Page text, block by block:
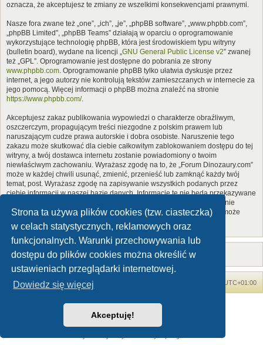
Strona ta używa plików cookies (tzw. ciasteczka)
w celach statystycznych, reklamowych oraz
funkcjonalnych. Warunki przechowywania lub
dostępu do plików cookies można określić w
ustawieniach przeglądarki internetowej.
Dowiedz się więcej
Akceptuję!
oznacza, że akceptujesz te zmiany ze wszelkimi konsekwencjami prawnymi.
Nasze fora zwane też „one”, „ich”, „je”, „phpBB software”, „www.phpbb.com”,
„phpBB Limited”, „phpBB Teams” działają w oparciu o oprogramowanie
wykorzystujące technologię phpBB, która jest środowiskiem typu witryny
(bulletin board), wydane na licencji „GNU General Public License v2” zwanej
też „GPL”. Oprogramowanie jest dostępne do pobrania ze strony
www.phpbb.com. Oprogramowanie phpBB tylko ułatwia dyskusje przez
internet, a jego autorzy nie kontrolują tekstów zamieszczanych w internecie za
jego pomocą. Więcej informacji o phpBB można znaleźć na stronie
https://www.phpbb.com/.
Akceptujesz zakaz publikowania wypowiedzi o charakterze obraźliwym,
oszczerczym, propagującym treści niezgodne z polskim prawem lub
naruszającym cudze prawa autorskie i dobra osobiste. Naruszenie tego
zakazu może skutkować dla ciebie całkowitym zablokowaniem dostępu do tej
witryny, a twój dostawca internetu zostanie powiadomiony o twoim
niewłaściwym zachowaniu. Wyrażasz zgodę na to, że „Forum Dinozaury.com”
może w każdej chwili usunąć, zmienić, przenieść lub zamknąć każdy twój
temat, post. Wyrażasz zgodę na zapisywanie wszystkich podanych przez
ciebie informacji w naszej bazie danych. Informacje te nie będą przekazywane
nikomu bez twojej zgody, ale ani „Forum Dinozaury.com”, ani phpBB nie
ponosi odpowiedzialności za włamania do witryny, podczas których może
dojść do kradzieży danych.
Forum Dinozaury.com UTC+01:00
Dinozaury.com© 2006-2020
Technologię dostarczaphpBB® Forum Software © phpBB Limited
Polski pakiet językowy dostarcza